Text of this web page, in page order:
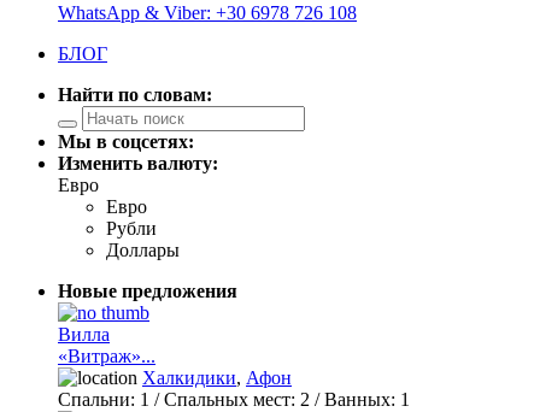
WhatsApp & Viber: +30 6978 726 108
БЛОГ
Найти по словам:
Мы в соцсетях:
Изменить валюту:
Евро
Евро
Рубли
Доллары
Новые предложения
Вилла
«Витраж»...
Халкидики, Афон
Спальни: 1 / Спальных мест: 2 /Ванных: 1